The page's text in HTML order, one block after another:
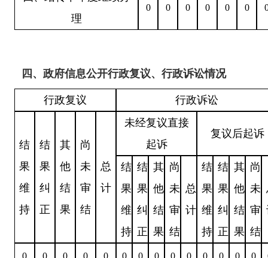
理
0 0 0 0 0 0
四、政府信息公开行政复议、行政诉讼情况
行政复议 行政诉讼
结
果
维
持
结
果
纠
正
其
他
结
果
尚
未
审
结
总
计
未经复议直接
起诉
复议后起诉
结
果
维
持
结
果
纠
正
其
他
结
果
尚
未
审
结
总
计
结
果
维
持
结
果
纠
正
其
他
结
果
尚
未
审
结
0 0 0 0 0 0 0 0 0 0 0 0 0 0